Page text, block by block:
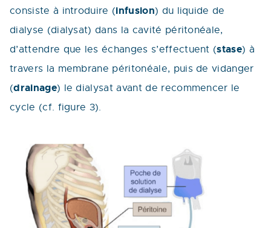
consiste à introduire (infusion) du liquide de
dialyse (dialysat) dans la cavité péritonéale,
d’attendre que les échanges s’effectuent (stase) à
travers la membrane péritonéale, puis de vidanger
(drainage) le dialysat avant de recommencer le
cycle (cf. figure 3).